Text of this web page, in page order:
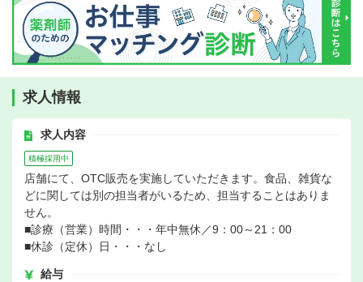
求人情報
求人内容
積極採用中
店舗にて、OTC販売を実施していただきます。食品、雑貨な
どに関しては別の担当者がいるため、担当することはありま
せん。
■診療（営業）時間・・・年中無休／9：00～21：00
■休診（定休）日・・・なし
給与